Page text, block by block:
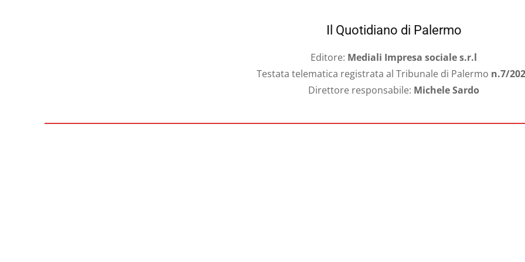
Il Quotidiano di Palermo
Editore: Mediali Impresa sociale s.r.l
Testata telematica registrata al Tribunale di Palermo n.7/
Direttore responsabile: Michele Sardo